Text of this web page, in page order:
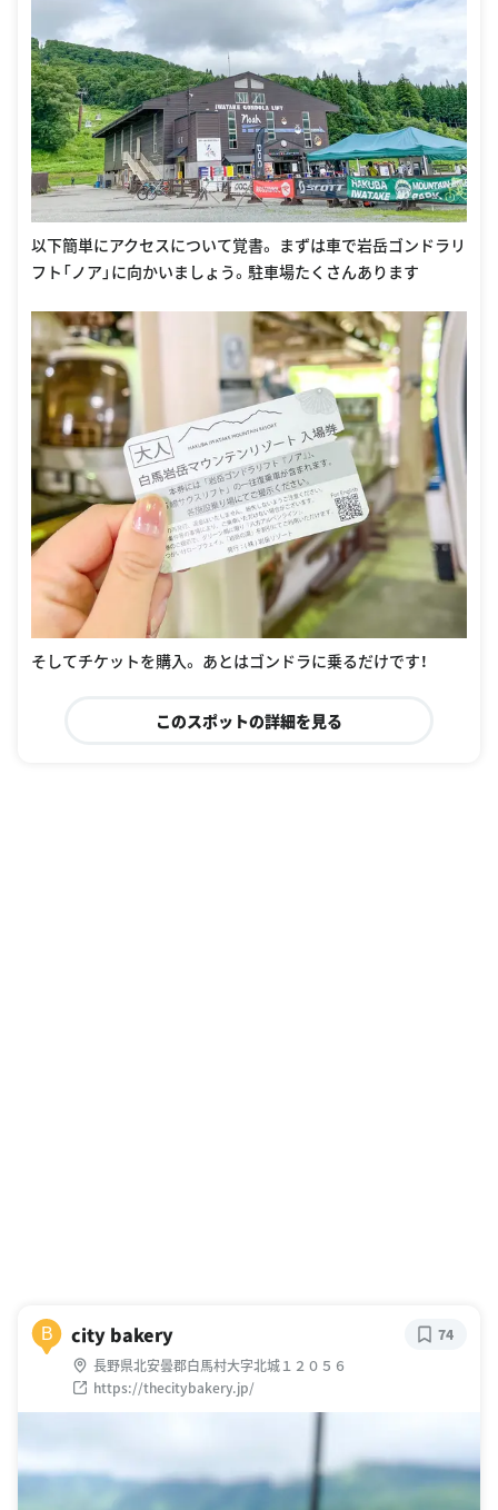
以下簡単にアクセスについて覚書。 まずは車で岩岳ゴンドラリ
フト「ノア」に向かいましょう。駐車場たくさんあります
そしてチケットを購入。 あとはゴンドラに乗るだけです！
このスポットの詳細を見る
B city bakery
長野県北安曇郡白馬村大字北城１２０５６
https://thecitybakery.jp/
74